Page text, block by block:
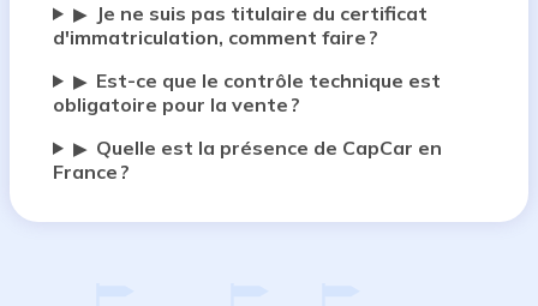
▶
Je ne suis pas titulaire du certificat
d'immatriculation, comment faire ?
▶ Est-ce que le contrôle technique est
obligatoire pour la vente ?
▶ Quelle est la présence de CapCar en
France ?